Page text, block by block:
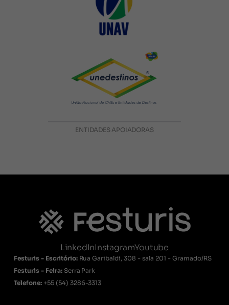
ENTIDADES APOIADORAS
LinkedInInstagramYoutube
Festuris - Escritório: Rua Garibaldi, 308 - sala 201 - Gramado/RS
Festuris - Feira: Serra Park
Telefone: +55 (54) 3286-3313